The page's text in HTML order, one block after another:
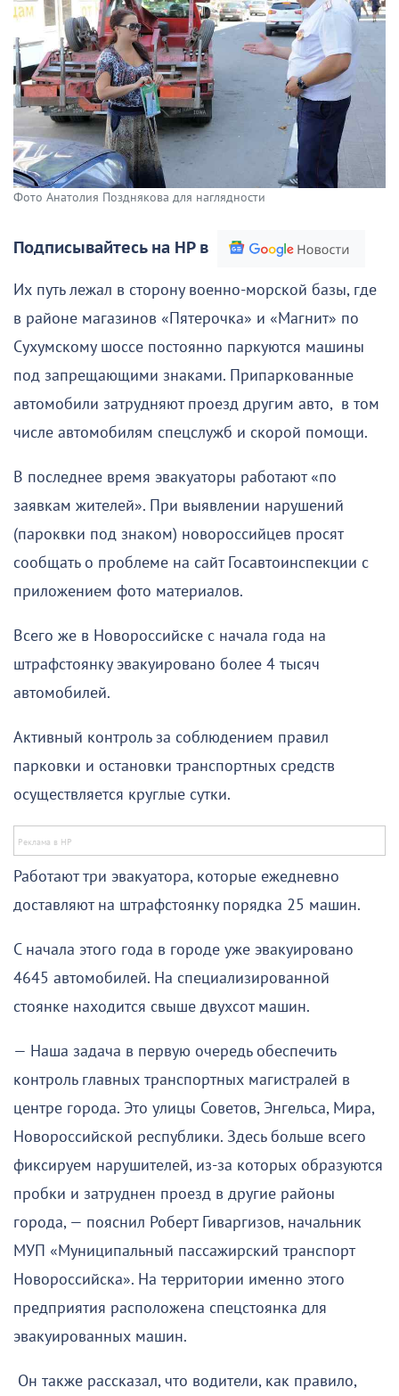
Фото Анатолия Позднякова для наглядности
Подписывайтесь на НР в
Их путь лежал в сторону военно-морской базы, где
в районе магазинов «Пятерочка» и «Магнит» по
Сухумскому шоссе постоянно паркуются машины
под запрещающими знаками. Припаркованные
автомобили затрудняют проезд другим авто, в том
числе автомобилям спецслужб и скорой помощи.
В последнее время эвакуаторы работают «по
заявкам жителей». При выявлении нарушений
(пароквки под знаком) новороссийцев просят
сообщать о проблеме на сайт Госавтоинспекции с
приложением фото материалов.
Всего же в Новороссийске с начала года на
штрафстоянку эвакуировано более 4 тысяч
автомобилей.
Активный контроль за соблюдением правил
парковки и остановки транспортных средств
осуществляется круглые сутки.
Работают три эвакуатора, которые ежедневно
доставляют на штрафстоянку порядка 25 машин.
С начала этого года в городе уже эвакуировано
4645 автомобилей. На специализированной
стоянке находится свыше двухсот машин.
— Наша задача в первую очередь обеспечить
контроль главных транспортных магистралей в
центре города. Это улицы Советов, Энгельса, Мира,
Новороссийской республики. Здесь больше всего
фиксируем нарушителей, из-за которых образуются
пробки и затруднен проезд в другие районы
города, — пояснил Роберт Гиваргизов, начальник
МУП «Муниципальный пассажирский транспорт
Новороссийска». На территории именно этого
предприятия расположена спецстоянка для
эвакуированных машин.
Он также рассказал, что водители, как правило,